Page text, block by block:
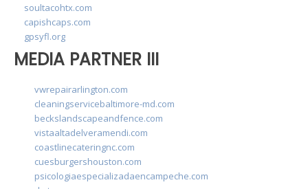
soultacohtx.com
capishcaps.com
gpsyfl.org
MEDIA PARTNER III
vwrepairarlington.com
cleaningservicebaltimore-md.com
beckslandscapeandfence.com
vistaaltadelveramendi.com
coastlinecateringnc.com
cuesburgershouston.com
psicologiaespecializadaencampeche.com